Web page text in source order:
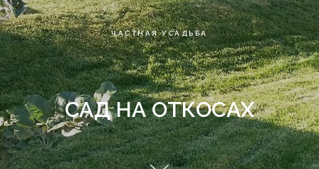
ЧАСТНАЯ УСАДЬБА
САД НА ОТКОСАХ